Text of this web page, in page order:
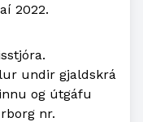
2022.
undir gjaldskrá
og útgáfu
nr.